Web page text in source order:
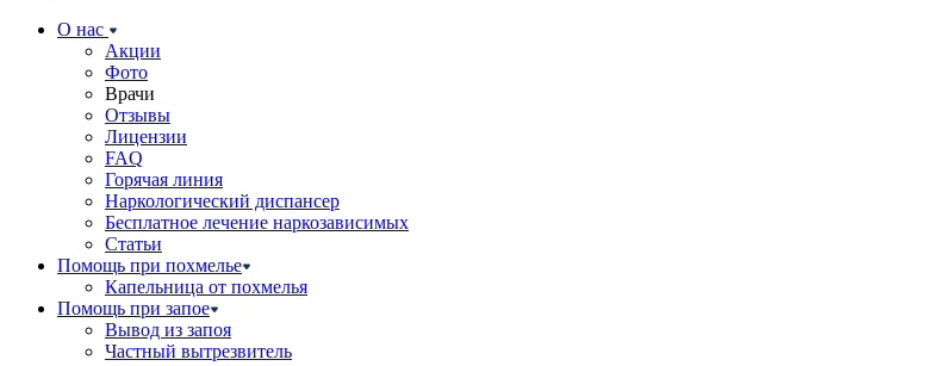
О нас
Акции
Фото
Врачи
Отзывы
Лицензии
FAQ
Горячая линия
Наркологический диспансер
Бесплатное лечение наркозависимых
Статьи
Помощь при похмелье
Капельница от похмелья
Помощь при запое
Вывод из запоя
Частный вытрезвитель